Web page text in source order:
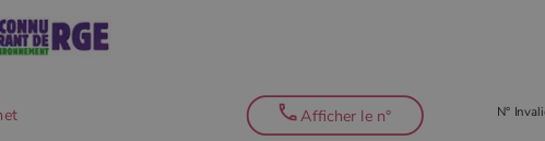
N°
Afficher le n°